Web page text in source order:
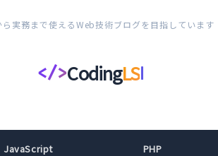
ら実務まで使えるWeb技術ブログを目指しています
</>CodingLS
コ
ィ
JavaScript PHP